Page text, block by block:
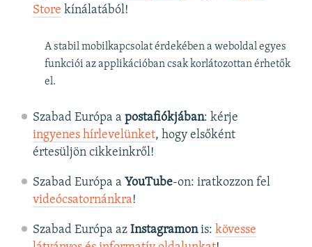
Store kínálatából!
A stabil mobilkapcsolat érdekében a weboldal egyes
funkciói az applikációban csak korlátozottan érhetők
el.
Szabad Európa a postafiókjában: kérje
ingyenes hírlevelünket, hogy elsőként
értesüljön cikkeinkről!
Szabad Európa a YouTube-on: iratkozzon fel
videócsatornánkra!
Szabad Európa az Instagramonis: kövesse